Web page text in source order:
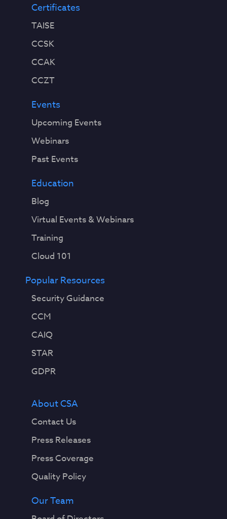
Certificates
TAISE
CCSK
CCAK
CCZT
Events
Upcoming Events
Webinars
Past Events
Education
Blog
Virtual Events & Webinars
Training
Cloud 101
Popular Resources
Security Guidance
CCM
CAIQ
STAR
GDPR
About CSA
Contact Us
Press Releases
Press Coverage
Quality Policy
Our Team